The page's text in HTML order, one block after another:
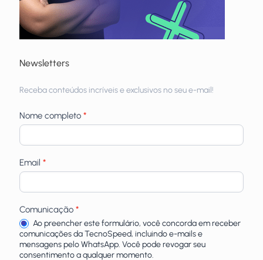
Newsletters
newsletters
Receba conteúdos incríveis e exclusivos no seu e-mail!
Nome completo *
Email *
Comunicação *
Ao preencher este formulário, você concorda em receber
comunicações da TecnoSpeed, incluindo e-mails e
mensagens pelo WhatsApp. Você pode revogar seu
consentimento a qualquer momento.